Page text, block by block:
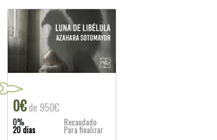
0€de 950€
0%
20 dias
Recaudado
Para finalizar